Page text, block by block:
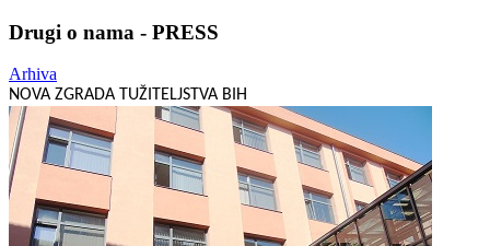
Drugi o nama - PRESS
Arhiva
NOVA ZGRADA TUŽITELJSTVA BIH